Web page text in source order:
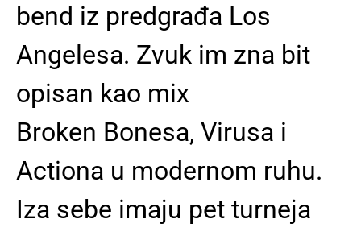
bend iz predgrađa Los
Angelesa. Zvuk im zna bit
opisan kao mix
Broken Bonesa, Virusa i
Actiona u modernom ruhu.
Iza sebe imaju pet turneja